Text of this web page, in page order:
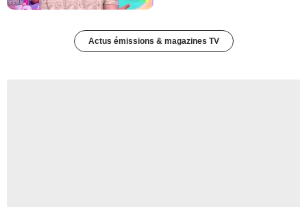
Actus émissions & magazines TV